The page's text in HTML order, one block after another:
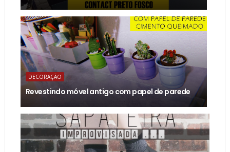
DECORAÇÃO
Revestindo móvel antigo com papel de parede